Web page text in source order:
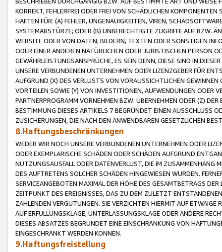
KORREKT, FEHLERFREI ODER FREI VON SCHÄDLICHEN
HAFTEN FÜR: (A) FEHLER, UNGENAUIGKEITEN, VIREN,
SYSTEMABSTÜRZE; ODER (B) UNBERECHTIGTE ZUGRIFFE AUF BZW.
WEBSITE ODER VON DATEN, BILDERN, TEXTEN ODER SONSTIGEN
ODER EINER ANDEREN NATÜRLICHEN ODER JURISTISCHEN PERSON
GEWÄHRLEISTUNGSANSPRÜCHE, ES SEIN DENN, DIESE SIND IN
UNSERE VERBUNDENEN UNTERNEHMEN ODER LIZENZGEBER FÜR
AUFGRUND (X) DES VERLUSTS VON VORAUSSICHTLICHEN
VORTEILEN SOWIE (Y) VON INVESTITIONEN, AUFWENDUNGEN ODER
PARTNERPROGRAMM VORNEHMEN BZW. ÜBERNEHMEN ODER (Z)
BESTIMMUNG DIESES ARTIKELS 7 BEGRÜNDET EINEN AUSSCHLUSS
ZUSICHERUNGEN, DIE NACH DEN ANWENDBAREN GESETZLICHEN
8.Haftungsbeschränkungen
WEDER WIR NOCH UNSERE VERBUNDENEN UNTERNEHMEN ODER
ODER EXEMPLARISCHE SCHÄDEN ODER SCHÄDEN AUFGRUND
NUTZUNGSAUSFALL ODER DATENVERLUST, DIE IM ZUSAMMENHANG
DES AUFTRETENS SOLCHER SCHÄDEN HINGEWIESEN WURDEN.
SERVICEANGEBOTEN MAXIMAL DER HÖHE DES GESAMTBETRAGS
ZEITPUNKT DES EREIGNISSES, DAS ZU DEM ZULETZT
ZAHLENDEN VERGÜTUNGEN. SIE VERZICHTEN HIERMIT AUF
AUF ERFÜLLUNGSKLAGE, UNTERLASSUNGSKLAGE ODER ANDERE
DIESES ABSATZES BEGRÜNDET EINE EINSCHRÄNKUNG VON
EINGESCHRÄNKT WERDEN KÖNNEN.
9.Haftungsfreistellung